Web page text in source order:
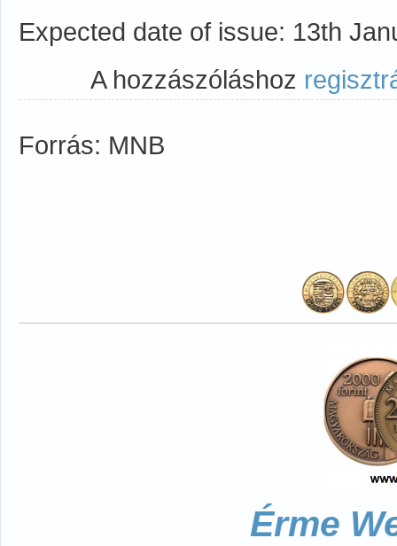
Expected date of issue: 13th
A hozzászóláshoz
Forrás: MNB
Érme